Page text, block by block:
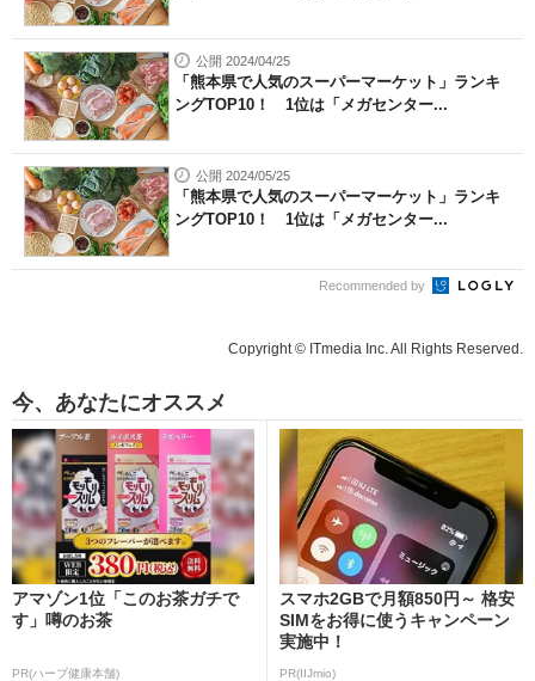
公開 2024/04/25
「熊本県で人気のスーパーマーケット」ランキ
ングTOP10！ 1位は「メガセンター...
公開 2024/05/25
「熊本県で人気のスーパーマーケット」ランキ
ングTOP10！ 1位は「メガセンター...
Recommended by
Copyright © ITmedia Inc. All Rights Reserved.
今、あなたにオススメ
アマゾン1位「このお茶ガチで
す」噂のお茶
PR(ハーブ健康本舗)
スマホ2GBで月額850円～ 格安
SIMをお得に使うキャンペーン
実施中！
PR(IIJmio)